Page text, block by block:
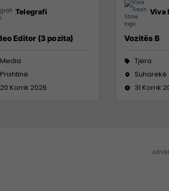
Telegrafi
Editor (3 pozita)
Media
Prishtinë
20 Korrik 2026
Viva
Vozitës B
Tjera
Suharekë
31 Korrik